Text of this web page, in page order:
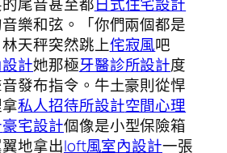
樂和弦。「你們兩個都是
天秤突然跳上侘寂風吧
計她那極牙醫診所設計度
發布指令。牛土豪則從悍
私人招待所設計空間心理
豪宅設計個像是小型保險箱
地拿出loft風室內設計一張